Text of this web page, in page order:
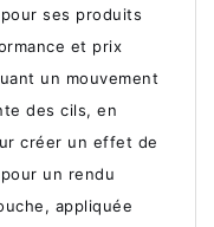
ses produits
et prix
un mouvement
des cils, en
créer un effet de
un rendu
appliquée